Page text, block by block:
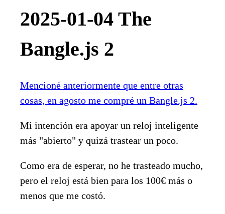
2025-01-04 The
Bangle.js 2
Mencioné anteriormente que entre otras
cosas, en agosto me compré un Bangle.js 2.
Mi intención era apoyar un reloj inteligente
más "abierto" y quizá trastear un poco.
Como era de esperar, no he trasteado mucho,
pero el reloj está bien para los 100€ más o
menos que me costó.